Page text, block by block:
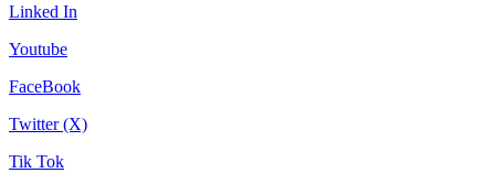
Linked In
Youtube
FaceBook
Twitter (X)
Tik Tok